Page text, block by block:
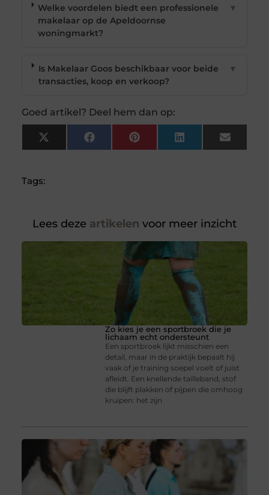
Welke voordelen biedt een professionele
makelaar op de Apeldoornse
woningmarkt?
▼
Is Makelaar Goos beschikbaar voor beide
transacties, koop en verkoop?
▼
Goed artikel? Deel hem dan op:
X
(Twitter)
FacebookPinterest LinkedIn Email
Tags:
Lees deze artikelen voor meer inzicht
Zo kies je een sportbroek die je
lichaam echt ondersteunt
Een sportbroek lijkt misschien een
detail, maar in de praktijk bepaalt hij
vaak of je training soepel voelt of juist
afleidt. Een knellende tailleband, stof
die blijft plakken of pijpen die omhoog
kruipen: het zijn